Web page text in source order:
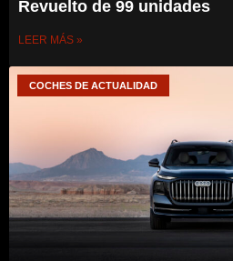
Revuelto de 99 unidades
LEER MÁS »
COCHES DE ACTUALIDAD